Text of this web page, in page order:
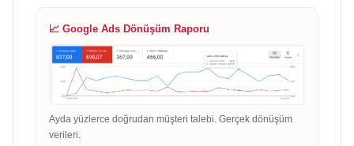
📈 Google Ads Dönüşüm Raporu
Ayda yüzlerce doğrudan müşteri talebi. Gerçek dönüşüm
verileri.